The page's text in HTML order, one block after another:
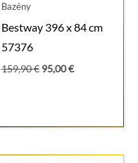
Bazény
Bestway 396 x 84 cm
57376
159,90€ Pôvodná
95,00€Aktuálna